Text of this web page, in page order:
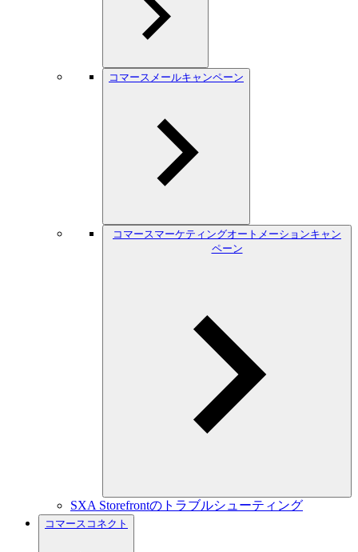
コマースメールキャンペーン
コマースマーケティングオートメーションキャン
ペーン
SXA Storefrontのトラブルシューティング
コマースコネクト